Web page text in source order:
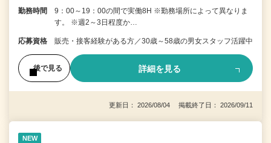
勤務時間
9：00～19：00の間で実働8H ※勤務場所によって異なりま
す。 ※週2～3日程度か…
応募資格 販売・接客経験がある方／30歳～58歳の男女スタッフ活躍中
後で見る 詳細を見る
更新日： 2026/08/04 掲載終了日： 2026/09/11
NEW